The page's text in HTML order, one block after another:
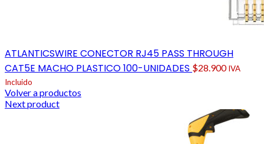
ATLANTICSWIRE CONECTOR RJ45 PASS THROUGH
CAT5E MACHO PLASTICO 100-UNIDADES $28.900 IVA
Incluido
Volver a productos
Next product